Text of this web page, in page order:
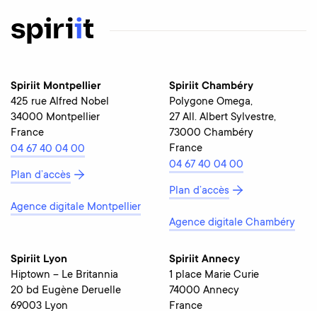
Spiriit Montpellier
425 rue Alfred Nobel
34000 Montpellier
France
04 67 40 04 00
Plan d’accès
Agence digitale Montpellier
Spiriit Chambéry
Polygone Omega,
27 All. Albert Sylvestre,
73000 Chambéry
France
04 67 40 04 00
Plan d’accès
Agence digitale Chambéry
Spiriit Lyon
Hiptown – Le Britannia
20 bd Eugène Deruelle
69003 Lyon
Spiriit Annecy
1 place Marie Curie
74000 Annecy
France